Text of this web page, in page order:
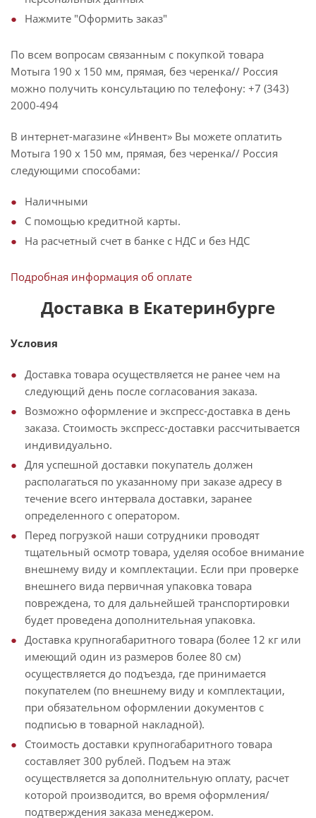
Нажмите "Оформить заказ"
По всем вопросам связанным с покупкой товара
Мотыга 190 х 150 мм, прямая, без черенка// Россия
можно получить консультацию по телефону: +7 (343)
2000-494
В интернет-магазине «Инвент» Вы можете оплатить
Мотыга 190 х 150 мм, прямая, без черенка// Россия
следующими способами:
Наличными
С помощью кредитной карты.
На расчетный счет в банке с НДС и без НДС
Подробная информация об оплате
Доставка в Екатеринбурге
Условия
Доставка товара осуществляется не ранее чем на
следующий день после согласования заказа.
Возможно оформление и экспресс-доставка в день
заказа. Стоимость экспресс-доставки рассчитывается
индивидуально.
Для успешной доставки покупатель должен
располагаться по указанному при заказе адресу в
течение всего интервала доставки, заранее
определенного с оператором.
Перед погрузкой наши сотрудники проводят
тщательный осмотр товара, уделяя особое внимание
внешнему виду и комплектации. Если при проверке
внешнего вида первичная упаковка товара
повреждена, то для дальнейшей транспортировки
будет проведена дополнительная упаковка.
Доставка крупногабаритного товара (более 12 кг или
имеющий один из размеров более 80 см)
осуществляется до подъезда, где принимается
покупателем (по внешнему виду и комплектации,
при обязательном оформлении документов с
подписью в товарной накладной).
Стоимость доставки крупногабаритного товара
составляет 300 рублей. Подъем на этаж
осуществляется за дополнительную оплату, расчет
которой производится, во время оформления/
подтверждения заказа менеджером.